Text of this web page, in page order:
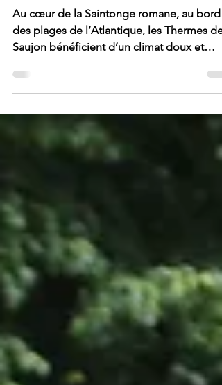
Saujon !
Au cœur de la Saintonge romane, au bord
des plages de l’Atlantique, les Thermes de
Saujon bénéficient d’un climat doux et
sédatif, idéal pour une détente absolue en
blues de l’hiver.